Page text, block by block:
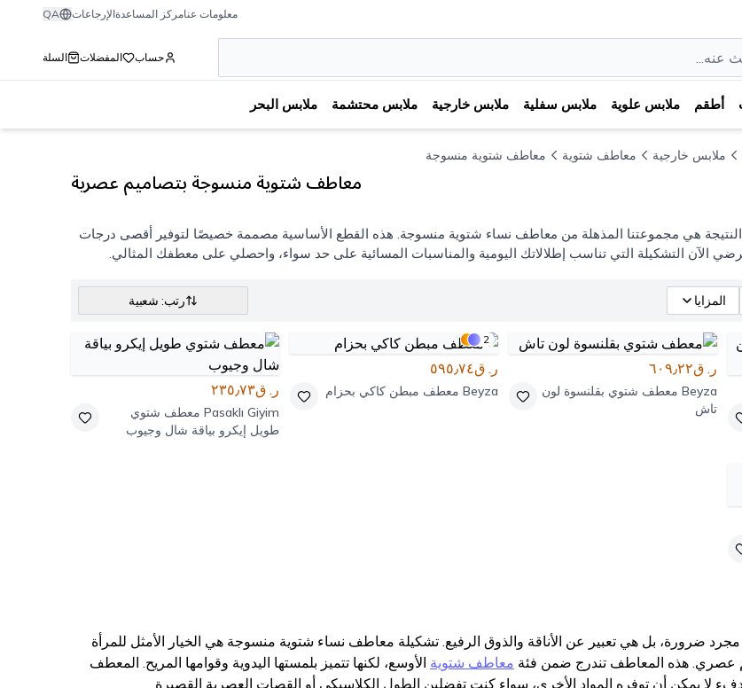
معلومات عنامركز المساعدةالإرجاعات QA
حساب المفضلات السلة
أطقم ملابس علوية ملابس سفلية ملابس خارجية ملابس محتشمة ملابس البحر
ملابس خارجية معاطف شتوية معاطف شتوية منسوجة
معاطف شتوية منسوجة بتصاميم عصرية
النتيجة هي مجموعتنا المذهلة من معاطف نساء شتوية منسوجة. هذه القطع الأساسية مصممة خصيصًا لتوفير أقصى درجات
الآن التشكيلة التي تناسب إطلالاتك اليومية والمناسبات المسائية على حد سواء، واحصلي على معطفك المثالي.
المزايا رتب: شعبية
ر. ق٦٠٩٫٢٢
Beyza معطف شتوي بقلنسوة لون
تاش
2
ر. ق٥٩٥٫٧٤
Beyza معطف مبطن كاكي بحزام ر. ق٢٣٥٫٧٣
Pasaklı Giyim معطف شتوي
طويل إيكرو بياقة شال وجيوب
ضرورة، بل هي تعبير عن الأناقة والذوق الرفيع. تشكيلة معاطف نساء شتوية منسوجة هي الخيار الأمثل للمرأة
عصري. هذه المعاطف تندرج ضمن فئة معاطف شتوية الأوسع، لكنها تتميز بلمستها اليدوية وقوامها المريح. المعطف
لا يمكن أن توفره المواد الأخرى، سواء كنتِ تفضلين الطول الكلاسيكي أو القصات العصرية القصيرة.